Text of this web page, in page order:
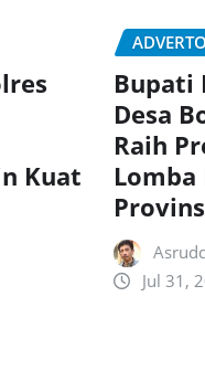
Kuat
Bupati
Desa
Raih
Lomba
Jul 31,